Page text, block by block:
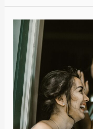
δεύτερης
πρόβας
νυφικού